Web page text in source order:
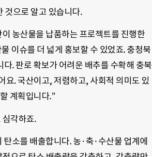
것으로 알고 있습니다.
농산물을 납품하는 프로젝트를 진행한
이슈를 더 넓게 홍보할 수 있었죠. 충청북
다. 판로 확보가 어려운 배추를 수확해 충북
요. 국산이고, 저렴하고, 사회적 의미도 있
계획입니다.”
각하죠.
소를 배출합니다. 농·축·수산물 업계에